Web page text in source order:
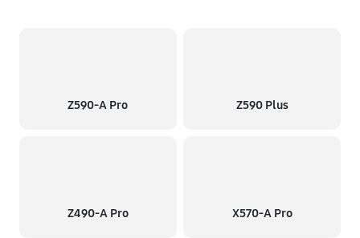
Z590-A Pro Z590 Plus
Z490-A Pro X570-A Pro